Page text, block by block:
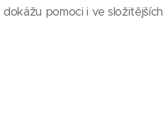
pomoci i ve složitějších